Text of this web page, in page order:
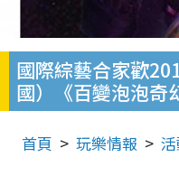
國際綜藝合家歡
國）《百變泡泡奇
首頁 玩樂情報